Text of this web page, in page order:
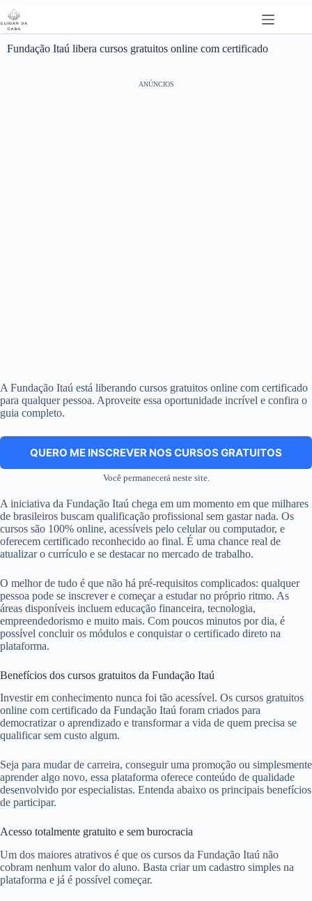
Pular
para
o
conteúdo
Fundação Itaú libera cursos gratuitos online com certificado
ANÚNCIOS
A Fundação Itaú está liberando cursos gratuitos online com certificado
para qualquer pessoa. Aproveite essa oportunidade incrível e confira o
guia completo.
QUERO ME INSCREVER NOS CURSOS GRATUITOS
Você permanecerá neste site.
A iniciativa da Fundação Itaú chega em um momento em que milhares
de brasileiros buscam qualificação profissional sem gastar nada. Os
cursos são 100% online, acessíveis pelo celular ou computador, e
oferecem certificado reconhecido ao final. É uma chance real de
atualizar o currículo e se destacar no mercado de trabalho.
O melhor de tudo é que não há pré-requisitos complicados: qualquer
pessoa pode se inscrever e começar a estudar no próprio ritmo. As
áreas disponíveis incluem educação financeira, tecnologia,
empreendedorismo e muito mais. Com poucos minutos por dia, é
possível concluir os módulos e conquistar o certificado direto na
plataforma.
Benefícios dos cursos gratuitos da Fundação Itaú
Investir em conhecimento nunca foi tão acessível. Os cursos gratuitos
online com certificado da Fundação Itaú foram criados para
democratizar o aprendizado e transformar a vida de quem precisa se
qualificar sem custo algum.
Seja para mudar de carreira, conseguir uma promoção ou simplesmente
aprender algo novo, essa plataforma oferece conteúdo de qualidade
desenvolvido por especialistas. Entenda abaixo os principais benefícios
de participar.
Acesso totalmente gratuito e sem burocracia
Um dos maiores atrativos é que os cursos da Fundação Itaú não
cobram nenhum valor do aluno. Basta criar um cadastro simples na
plataforma e já é possível começar.